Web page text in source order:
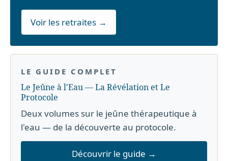
Voir les retraites →
LE GUIDE COMPLET
Le Jeûne à l'Eau — La Révélation et Le
Protocole
Deux volumes sur le jeûne thérapeutique à
l'eau — de la découverte au protocole.
Découvrir le guide →